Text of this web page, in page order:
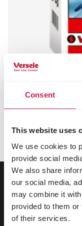
Consent
This website uses
We use cookies to
provide social
We also share
our social media,
may combine it
provided to them
of their services.
VERSELE-LAGA
Voor